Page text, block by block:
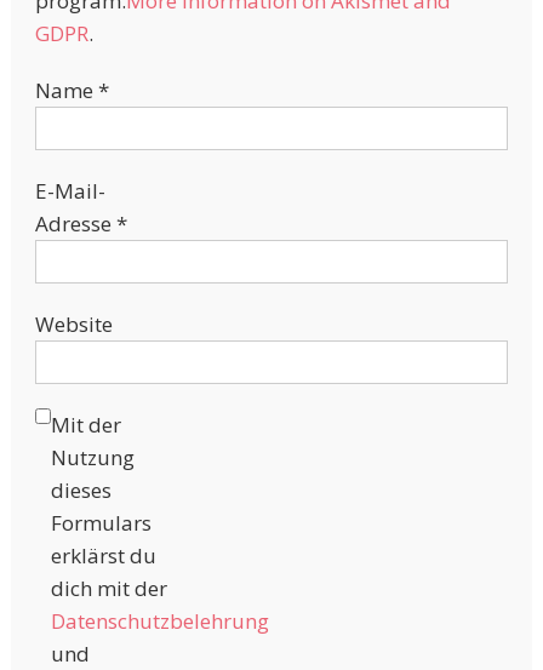
GDPR.
Name *
E-Mail-
Adresse *
Website
Mit der
Nutzung
dieses
Formulars
erklärst du
dich mit der
Datenschutzbelehrung
und